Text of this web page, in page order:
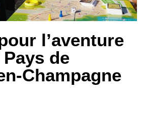
l’aventure
de
Champagne